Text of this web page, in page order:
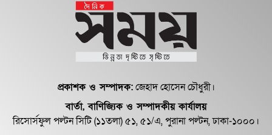
স্ত্রী সঙ্গীতা...
সিনেমা থেকে যেভাবে জনতার নায়ক
হলেন থালাপতি বিজয়
দেখবে শিশু নতুন আলো
প্রকাশক ও সম্পাদক:জেহাদ হোসেন চৌধুরী।
বার্তা, বাণিজ্যিক ও সম্পাদকীয় কার্যালয়
রিসোর্সফুল পল্টন সিটি (১১তলা) ৫১, ৫১/এ, পুরানা পল্টন, ঢাকা-১০০০।